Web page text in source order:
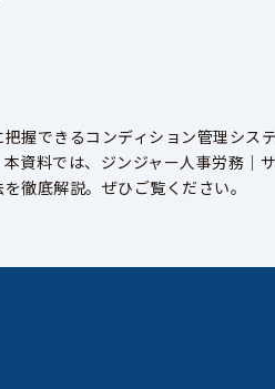
握できるコンディション管理シス
資料では、ジンジャー人事労務｜
徹底解説。ぜひご覧ください。